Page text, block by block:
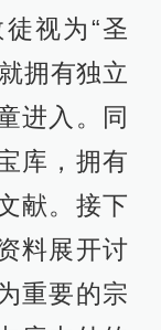
视为“圣
拥有独立
进入。同
库，拥有
献。接下
料展开讨
重要的宗